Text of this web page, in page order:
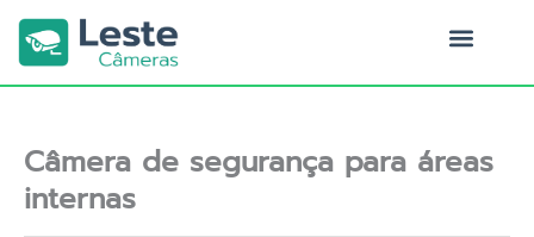
para
conteúdo
Câmera de segurança para áreas
internas